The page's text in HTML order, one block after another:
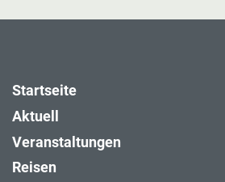
Startseite
Aktuell
Veranstaltungen
Reisen